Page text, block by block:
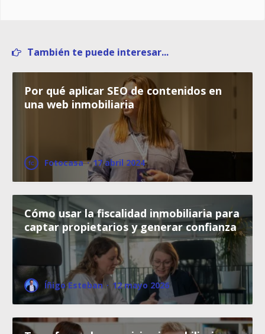
También te puede interesar...
Por qué aplicar SEO de contenidos en
una web inmobiliaria
Fotocasa · 17 abril 2024
Cómo usar la fiscalidad inmobiliaria para
captar propietarios y generar confianza
Íñigo Esteban · 12 mayo 2026